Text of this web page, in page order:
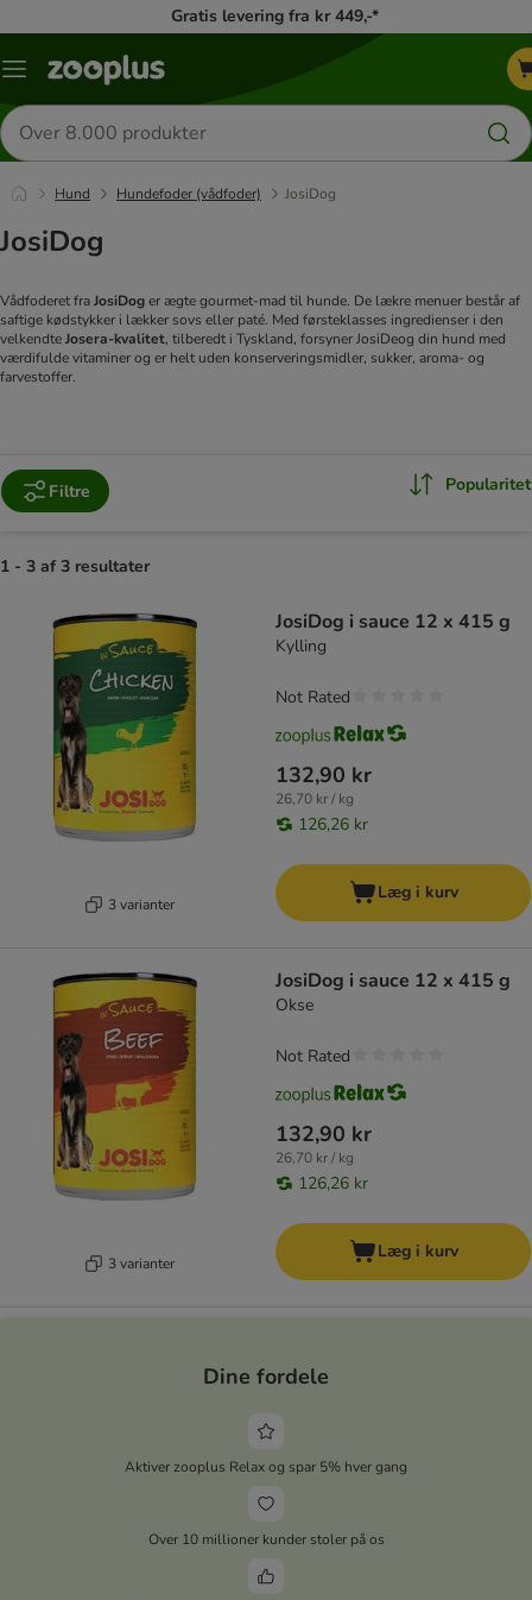
Gratis levering fra kr 449,-*
Menu
Søg
efter
produkter
Hund Hundefoder (vådfoder) JosiDog
JosiDog
Vådfoderet fraJosiDoger ægte gourmet-mad til hunde. De lækre menuer består af
saftige kødstykker i lækker sovs eller paté. Med førsteklasses ingredienser i den
velkendteJosera-kvalitet, tilberedt i Tyskland, forsyner JosiDeog din hund med
værdifulde vitaminer og er helt uden konserveringsmidler, sukker, aroma- og
farvestoffer.
Filtre Popularitet
1 - 3 af 3 resultater
3 varianter
JosiDog i sauce 12 x 415 g
Kylling
132,90 kr
26,70 kr / kg
126,26 kr
Not Rated
Læg i kurv
3 varianter
JosiDog i sauce 12 x 415 g
Okse
132,90 kr
26,70 kr / kg
126,26 kr
Not Rated
Læg i kurv
Dine fordele
Aktiver zooplus Relax og spar 5% hver gang
Over 10 millioner kunder stoler på os